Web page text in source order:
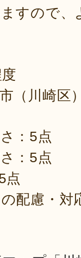
すので
（川崎区
：5点
：5点
点
配慮・対